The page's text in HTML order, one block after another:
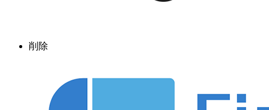
削除